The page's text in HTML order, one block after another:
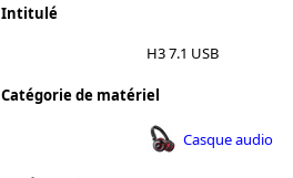
Intitulé
H3 7.1 USB
Catégorie de matériel
Casque audio